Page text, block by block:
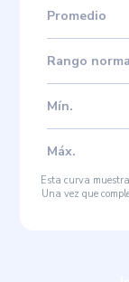
Promedio
Rango
Mín.
Máx.
Esta curva
Una vez que